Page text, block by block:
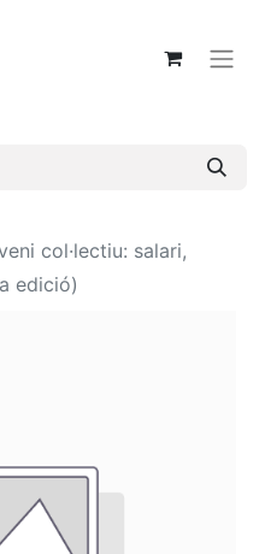
col·lectiu: salari,
edició)